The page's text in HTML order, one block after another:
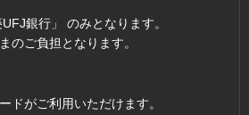
銀行」 のみとなります。
のご負担となります。
ドがご利用いただけます。